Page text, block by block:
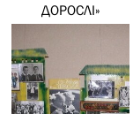
ДОРОСЛІ»